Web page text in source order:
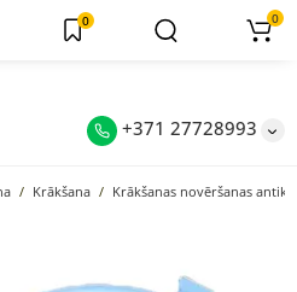
+371 27728993
0 0
Krākšana Krākšanas novēršanas